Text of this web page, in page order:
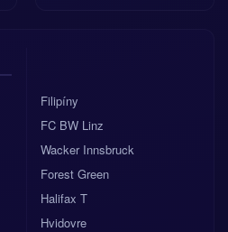
Filipíny
FC BW Linz
Wacker Innsbruck
Forest Green
Halifax T
Hvidovre